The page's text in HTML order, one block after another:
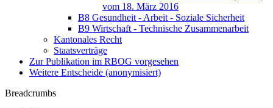
vom 18. März 2016
B8 Gesundheit - Arbeit - Soziale Sicherheit
B9 Wirtschaft - Technische Zusammenarbeit
Kantonales Recht
Staatsverträge
Zur Publikation im RBOG vorgesehen
Weitere Entscheide (anonymisiert)
Breadcrumbs